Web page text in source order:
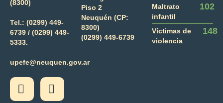
(8300)
Tel.: (0299) 449-
6739 / (0299) 449-
5333.
upefe@neuquen.gov.ar
Piso 2
Neuquén (CP:
8300)
(0299) 449-6739
Maltrato
infantil
102
Víctimas de
violencia
148